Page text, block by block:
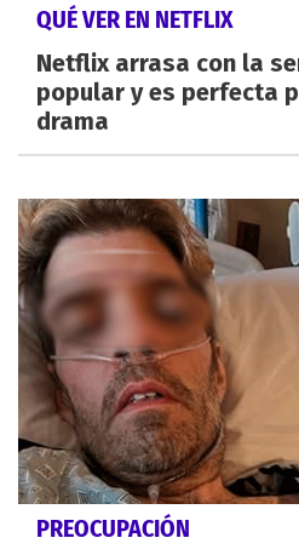
QUÉ VER EN NETFLIX
Netflix arrasa con la
popular y es perfecta
drama
PREOCUPACIÓN